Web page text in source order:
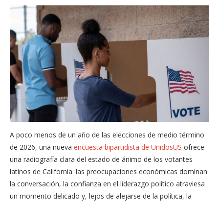
A poco menos de un año de las elecciones de medio término
de 2026, una nueva encuesta bipartidista de UnidosUS ofrece
una radiografía clara del estado de ánimo de los votantes
latinos de California: las preocupaciones económicas dominan
la conversación, la confianza en el liderazgo político atraviesa
un momento delicado y, lejos de alejarse de la política, la